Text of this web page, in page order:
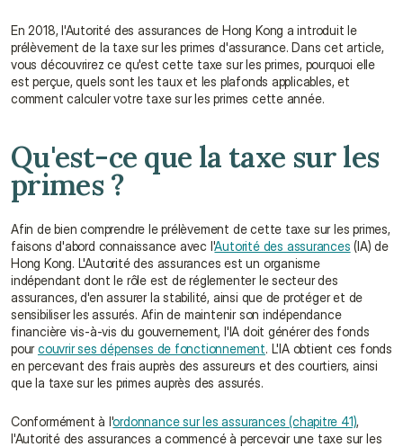
En 2018, l'Autorité des assurances de Hong Kong a introduit le
prélèvement de la taxe sur les primes d'assurance. Dans cet article,
vous découvrirez ce qu'est cette taxe sur les primes, pourquoi elle
est perçue, quels sont les taux et les plafonds applicables, et
comment calculer votre taxe sur les primes cette année.
Qu'est-ce que la taxe sur les
primes ?
Afin de bien comprendre le prélèvement de cette taxe sur les primes,
faisons d'abord connaissance avec l'Autorité des assurances (IA) de
Hong Kong. L'Autorité des assurances est un organisme
indépendant dont le rôle est de réglementer le secteur des
assurances, d'en assurer la stabilité, ainsi que de protéger et de
sensibiliser les assurés. Afin de maintenir son indépendance
financière vis-à-vis du gouvernement, l'IA doit générer des fonds
pour couvrir ses dépenses de fonctionnement. L'IA obtient ces fonds
en percevant des frais auprès des assureurs et des courtiers, ainsi
que la taxe sur les primes auprès des assurés.
Conformément à l'ordonnance sur les assurances (chapitre 41),
l'Autorité des assurances a commencé à percevoir une taxe sur les